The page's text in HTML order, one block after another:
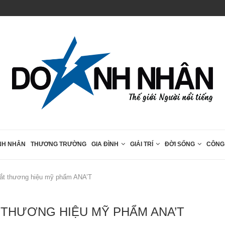
NHÂN THƯƠNG TRƯỜNG GIA ĐÌNH GIẢI TRÍ ĐỜI SỐNG
thương hiệu mỹ phẩm ANA’T
HIỆU MỸ PHẨM ANA’T